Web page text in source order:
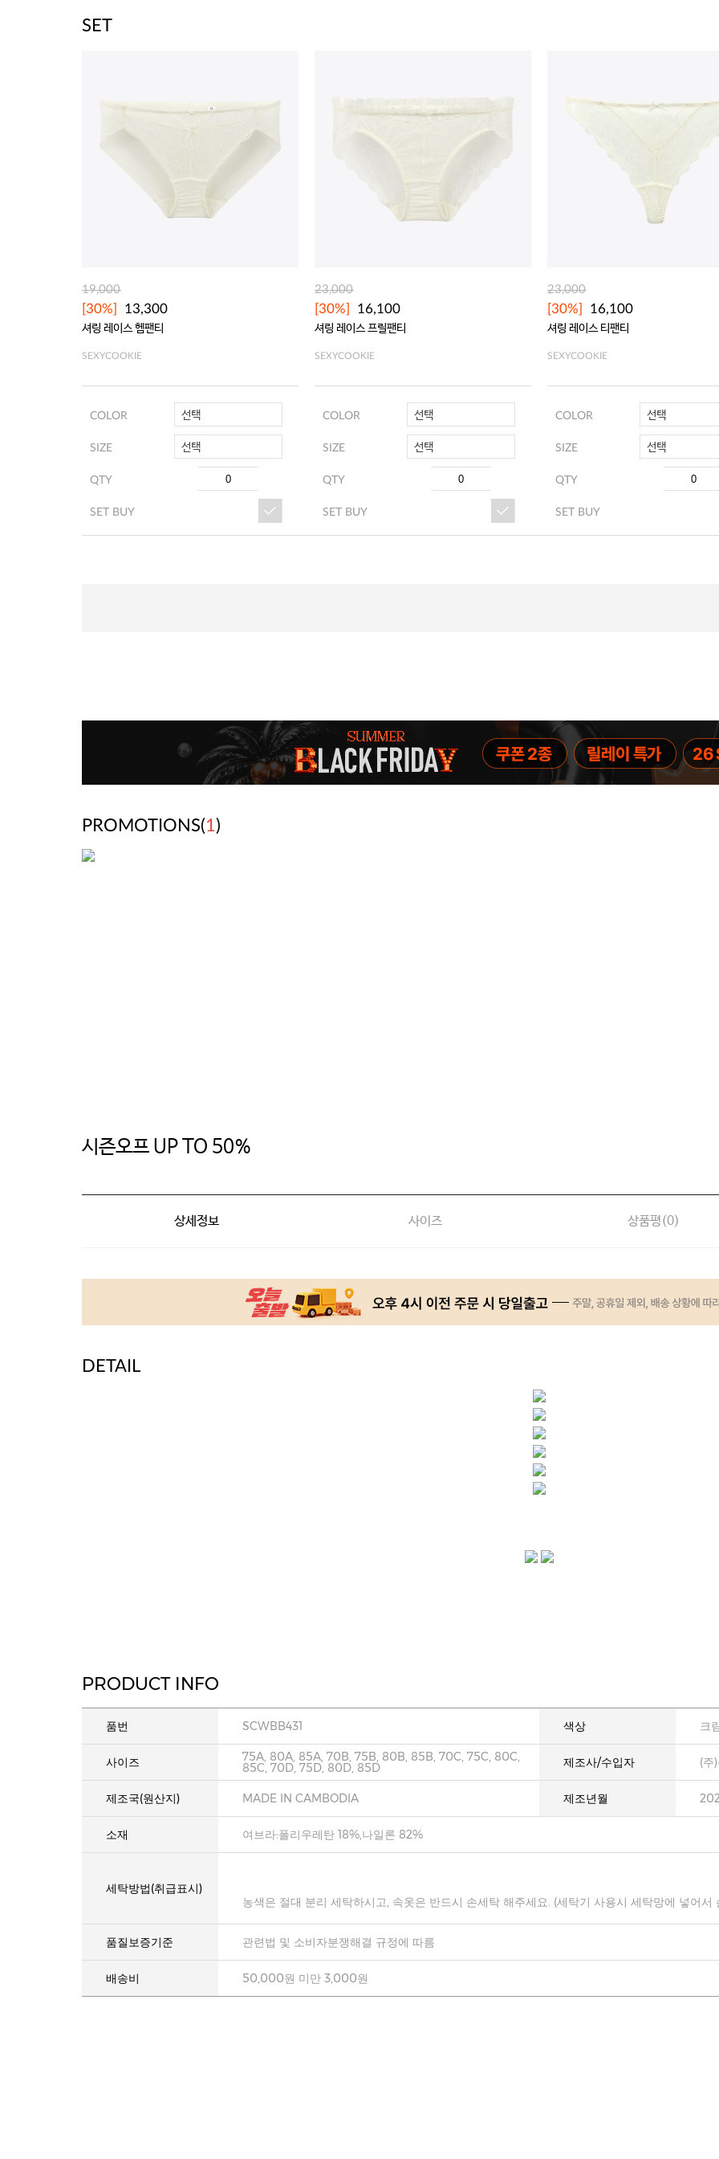
SET
19,000
[30%] 13,300
셔링 레이스 헴팬티
SEXYCOOKIE
COLOR 선택
SIZE 선택
QTY
SET BUY
23,000
[30%] 16,100
셔링 레이스 프릴팬티
SEXYCOOKIE
COLOR 선택
SIZE 선택
QTY
SET BUY
23,000
[30%] 16,100
셔링 레이스 티팬티
SEXYCOOKIE
COLOR 선택
SIZE 선택
QTY
SET BUY
PROMOTIONS(1)
시즌오프 UP TO 50%
상세정보 사이즈 상품평(0)
DETAIL
PRODUCT INFO
품번 SCWBB431 색상 크
사이즈 75A, 80A, 85A, 70B, 75B, 80B, 85B, 70C, 75C, 80C,
85C, 70D, 75D, 80D, 85D 제조사/수입자 (주
제조국(원산지) MADE IN CAMBODIA 제조년월
소재 여브라:폴리우레탄 18%,나일론 82%
세탁방법(취급표시)
농색은 절대 분리 세탁하시고, 속옷은 반드시 손세탁 해주세요. (세탁기 사용시 세탁망에 넣어서
품질보증기준 관련법 및 소비자분쟁해결 규정에 따름
배송비 50,000원 미만 3,000원